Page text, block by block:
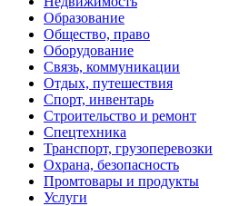
Образование
Общество, право
Оборудование
Связь, коммуникации
Отдых, путешествия
Спорт, инвентарь
Строительство и ремонт
Спецтехника
Транспорт, грузоперевозки
Охрана, безопасность
Промтовары и продукты
Услуги